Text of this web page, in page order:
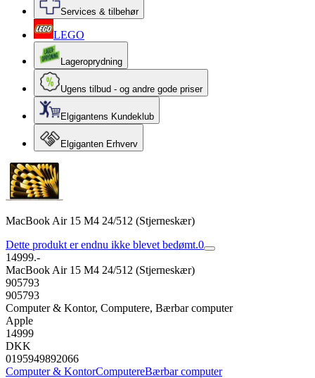
Services & tilbehør
LEGO
Lageroprydning
Ugens tilbud - og andre gode priser
Elgigantens Kundeklub
Elgiganten Erhverv
MacBook Air 15 M4 24/512 (Stjerneskær)
Dette produkt er endnu ikke blevet bedømt.0
14999.-
MacBook Air 15 M4 24/512 (Stjerneskær)
905793
905793
Computer & Kontor, Computere, Bærbar computer
Apple
14999
DKK
0195949892066
Computer & KontorComputereBærbar computer